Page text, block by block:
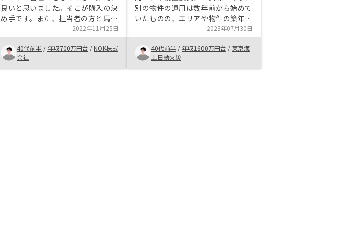
良いと思いました。そこが購入の決
め手です。また、担当者の方と馬が
合ったのも決め手の一つとなりま
す。AIで不動産物件を査定して選ば
れてるのも経験と勘に頼りがちな、
不動産選定においてかなり信頼がで
きると思い、契約に至りました。
2022年11月25日
40代前半 / 年収700万円台 /NOK株式
会社
別の物件の運用は数年前から始めて
いたものの、エリアや物件の築年数
等のリスク分散することが必要と考
えたため、今回RENOSYでの購入を
検討するようになりました。
RENOSYのアプリ管理の便利性が良
いと感じました。
2023年07月30日
40代前半 / 年収1600万円台 / 東京海
上日動火災